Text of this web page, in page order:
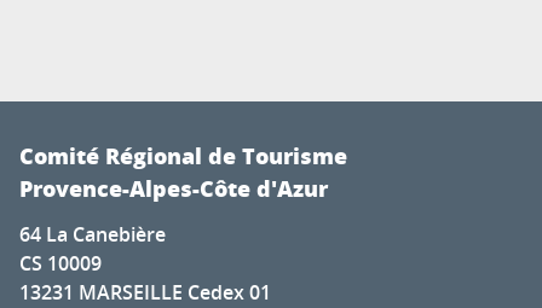
Comité Régional de Tourisme
Provence-Alpes-Côte d'Azur
64 La Canebière
CS 10009
13231 MARSEILLE Cedex 01